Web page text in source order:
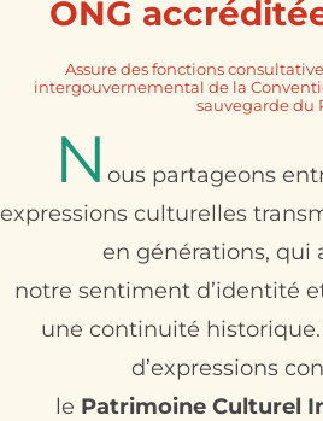
ONG
Assure des fonctions
intergouvernemental de la
sauvegarde du
N ​​​​​ous partageons
expressions culturelles
en générations, qui
notre sentiment d’identité
une continuité historique.
d’expressions
le Patrimoine Culturel